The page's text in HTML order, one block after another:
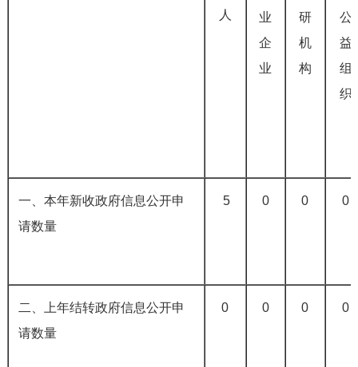
人
业
企
业
研
机
构
公
益
组
织
一、本年新收政府信息公开申
请数量
5 0 0 0
二、上年结转政府信息公开申
请数量
0 0 0 0